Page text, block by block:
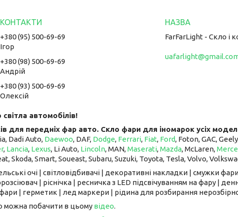
+380 (95) 500-69-69
Ігор
+380 (98) 500-69-69
Андрій
+380 (93) 500-69-69
Олексій
FarFarLight - Cкло і
автомобілів!
для передніх фар авто. Скло фари для іномарок усіх
Dadi Auto, Daewoo, DAF, Dodge, Ferrari, Fiat, Ford, Foton, GAC,
, Lancia, Lexus, Li Auto, ​​​​​​​ Lincoln, MAN,Maserati,Mazda, McLaren, ​​​​​​​
Skoda, Smart, Soueast, Subaru, Suzuki, Toyota, Tesla, Volvo,
очі | світловідбивачі | декоративні накладки | смужки
| ріснічка | ресничка з LED підсвічуванням на фару |
| герметик | лед маркери | рідина для розбирання
можна побачити в цьому відео.